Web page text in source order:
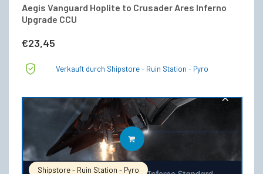
Aegis Vanguard Hoplite to Crusader Ares Inferno
Upgrade CCU
€23,45
Verkauft durch Shipstore - Ruin Station - Pyro
Shipstore - Ruin Station - Pyro
IN DEN WARENKORB